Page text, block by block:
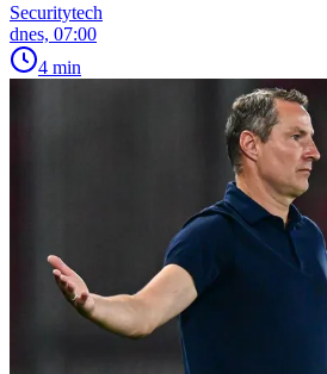
Securitytech
dnes, 07:00
4 min